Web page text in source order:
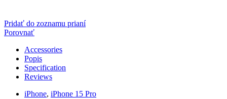
Pridať do zoznamu prianí
Porovnať
Accessories
Popis
Specification
Reviews
iPhone, iPhone 15 Pro